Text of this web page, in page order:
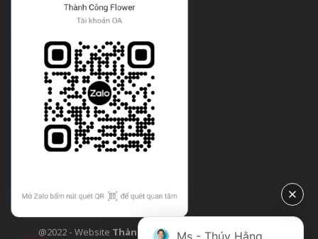
@2022 - Website Thành Công Flower| Design bởi
Ms - Thúy Hằng